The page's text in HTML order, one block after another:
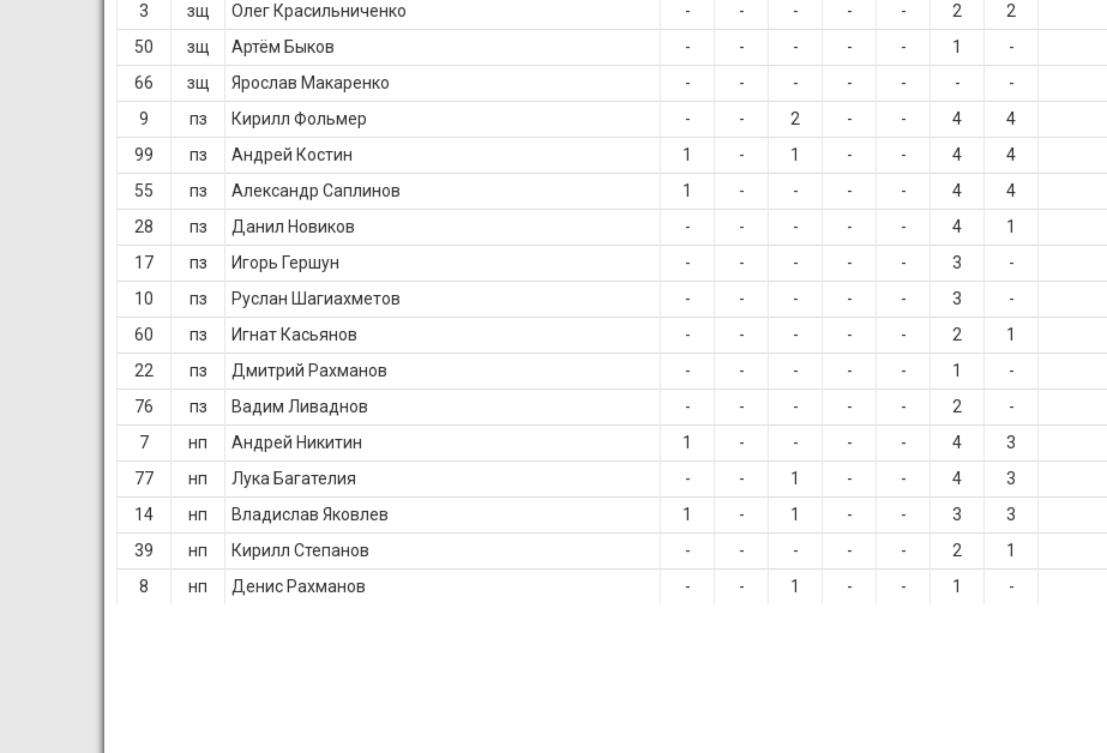
3
зщ Олег Красильниченко - - - - - 2 2
50
зщ Артём Быков - - - - - 1 -
66
зщ Ярослав Макаренко - - - - - - -
9
пз Кирилл Фольмер - - 2 - - 4 4
99
пз Андрей Костин 1 - 1 - - 4 4
55
пз Александр Саплинов 1 - - - - 4 4
28
пз Данил Новиков - - - - - 4 1
17
пз Игорь Гершун - - - - - 3 -
10
пз Руслан Шагиахметов - - - - - 3 -
60
пз Игнат Касьянов - - - - - 2 1
22
пз Дмитрий Рахманов - - - - - 1 -
76
пз Вадим Ливаднов - - - - - 2 -
7
нп Андрей Никитин 1 - - - - 4 3
77
нп Лука Багателия - - 1 - - 4 3
14
нп Владислав Яковлев 1 - 1 - - 3 3
39
нп Кирилл Степанов - - - - - 2 1
8
нп Денис Рахманов - - 1 - - 1 -